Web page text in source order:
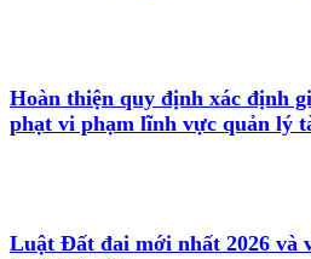
Hoàn thiện quy định xác định
phạt vi phạm lĩnh vực quản lý
Luật Đất đai mới nhất 2026 và